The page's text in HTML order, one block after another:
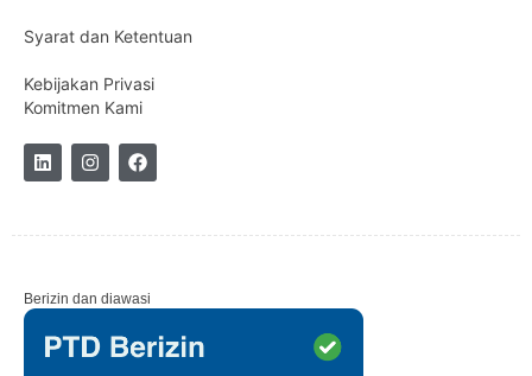
Syarat dan Ketentuan
Kebijakan Privasi
Komitmen Kami
Berizin dan diawasi